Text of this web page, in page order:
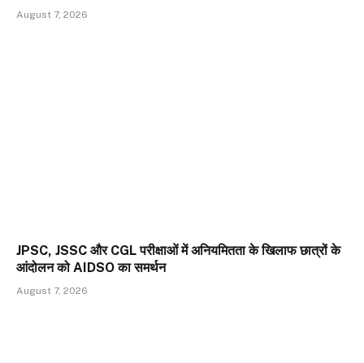
August 7, 2026
JPSC, JSSC और CGL परीक्षाओं में अनियमितता के खिलाफ छात्रों के
आंदोलन को AIDSO का समर्थन
August 7, 2026